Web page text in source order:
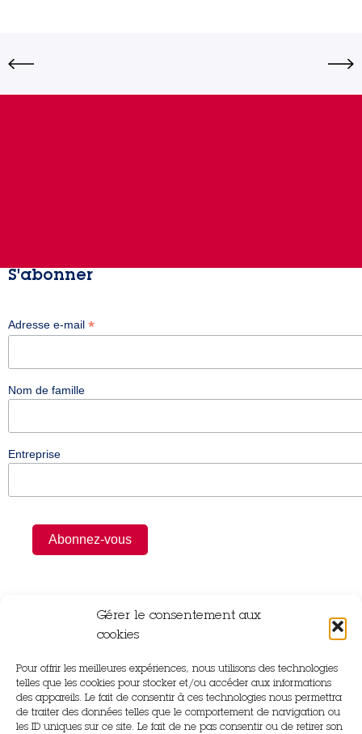
Gérer le consentement aux
cookies
Pour offrir les meilleures expériences, nous utilisons des technologies
telles que les cookies pour stocker et/ou accéder aux informations
des appareils. Le fait de consentir à ces technologies nous permettra
de traiter des données telles que le comportement de navigation ou
les ID uniques sur ce site. Le fait de ne pas consentir ou de retirer son
S'abonner
Adresse e-mail *
Nom de famille
Entreprise
Rue Gutenberg,
14840 Démouville